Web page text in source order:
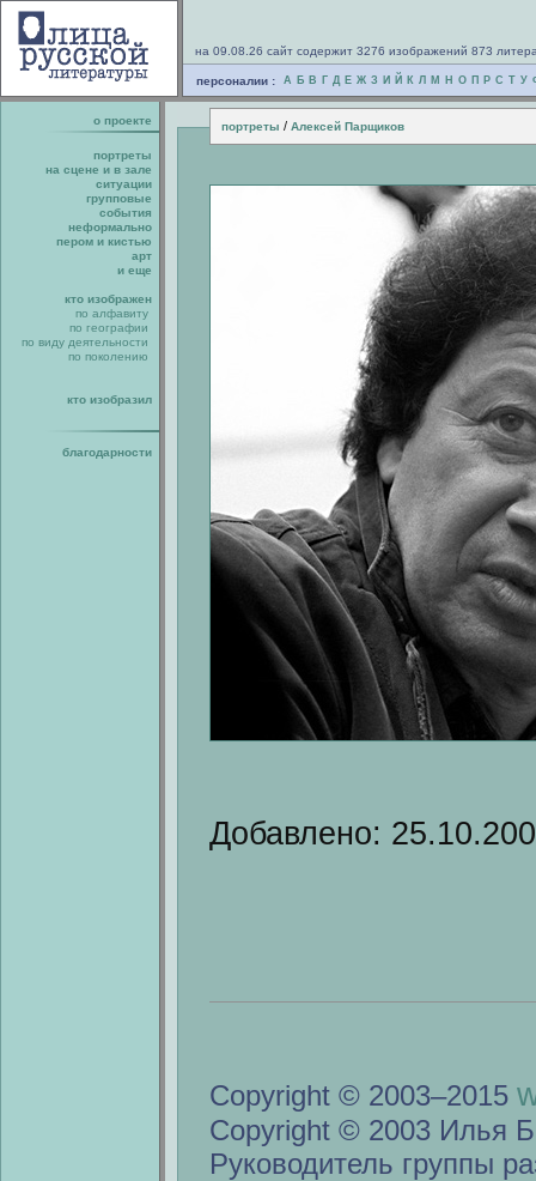
на 09.08.26 сайт содержит 3276 изображений 873
персоналии : А Б В Г Д Е Ж З И Й К Л М Н О П Р С Т У
о проекте портреты / Алексей Парщиков
портреты
на сцене и в зале
ситуации
групповые
события
неформально
пером и кистью
арт
и еще
кто изображен
по алфавиту
по географии
по виду деятельности
по поколению
кто изобразил
благодарности
Добавлено:
Copyright © 2003–2015
Copyright © 2003 Илья
Руководитель группы